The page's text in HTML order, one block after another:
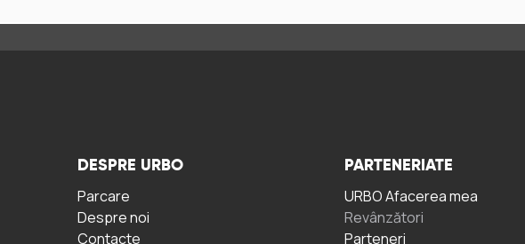
DESPRE URBO
Parcare
Despre noi
Contacte
PARTENERIATE
URBO Afacerea mea
Revânzători
Parteneri